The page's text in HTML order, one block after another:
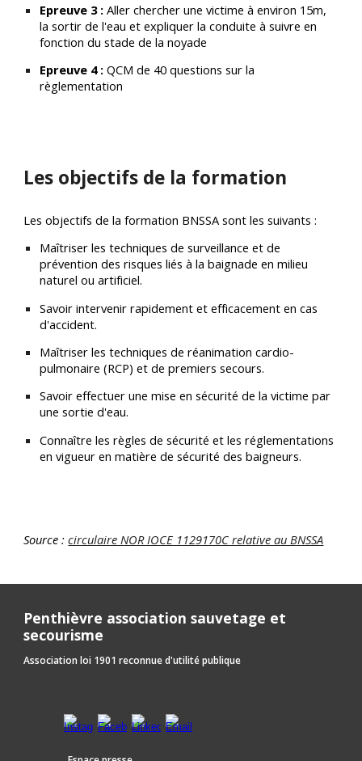
Epreuve 3 : Aller chercher une victime à environ 15m,
la sortir de l'eau et expliquer la conduite à suivre en
fonction du stade de la noyade
Epreuve 4 : QCM de 40 questions sur la
règlementation
Les objectifs de la formation
Les objectifs de la formation BNSSA sont les suivants :
Maîtriser les techniques de surveillance et de
prévention des risques liés à la baignade en milieu
naturel ou artificiel.
Savoir intervenir rapidement et efficacement en cas
d'accident.
Maîtriser les techniques de réanimation cardio-
pulmonaire (RCP) et de premiers secours.
Savoir effectuer une mise en sécurité de la victime par
une sortie d'eau.
Connaître les règles de sécurité et les réglementations
en vigueur en matière de sécurité des baigneurs.
Source :circulaire NOR IOCE 1129170C relative au BNSSA
Penthièvre association sauvetage et
secourisme
Association loi 1901 reconnue d'utilité publique